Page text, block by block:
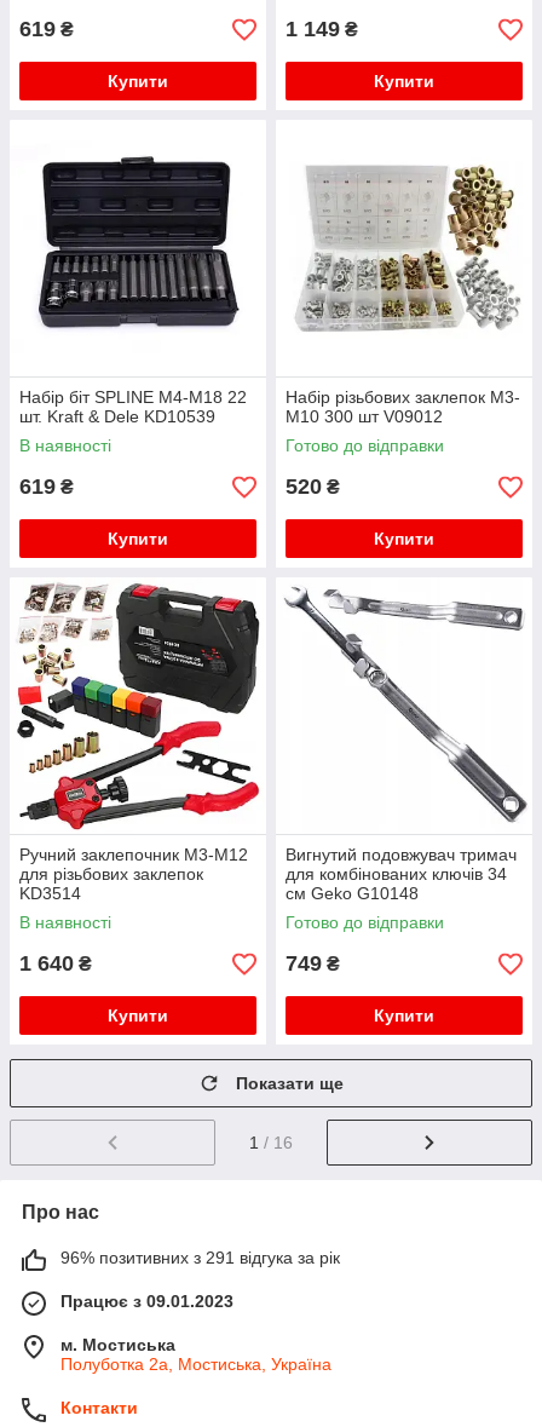
619 ₴
Купити
1 149 ₴
Купити
Набір біт SPLINE М4-М18 22
шт. Kraft & Dele KD10539
В наявності
619 ₴
Купити
Набір різьбових заклепок М3-
М10 300 шт V09012
Готово до відправки
520 ₴
Купити
Ручний заклепочник M3-M12
для різьбових заклепок
KD3514
В наявності
1 640 ₴
Купити
Вигнутий подовжувач тримач
для комбінованих ключів 34
см Geko G10148
Готово до відправки
749 ₴
Купити
Показати ще
1 / 16
Про нас
96% позитивних з 291 відгука за рік
Працює з 09.01.2023
м. Мостиська
Полуботка 2а, Мостиська, Україна
Контакти